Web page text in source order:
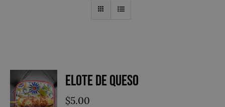
Elote de Queso
$5.00